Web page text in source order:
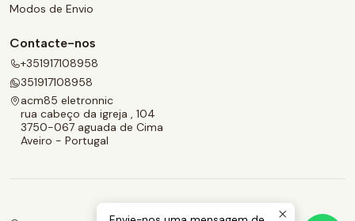
Modos de Envio
Contacte-nos
+351917108958
351917108958
acm85 eletronnic
rua cabeço da igreja , 104
3750-067 aguada de Cima
Aveiro - Portugal